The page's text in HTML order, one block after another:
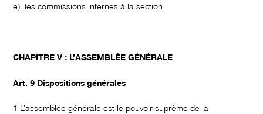
e) les commissions internes à la section.
CHAPITRE V : L’ASSEMBLÉE GÉNÉRALE
Art. 9 Dispositions générales
1 L’assemblée générale est le pouvoir suprême de la